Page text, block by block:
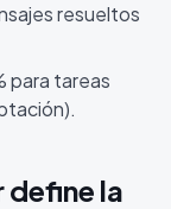
resueltos
para tareas
define la